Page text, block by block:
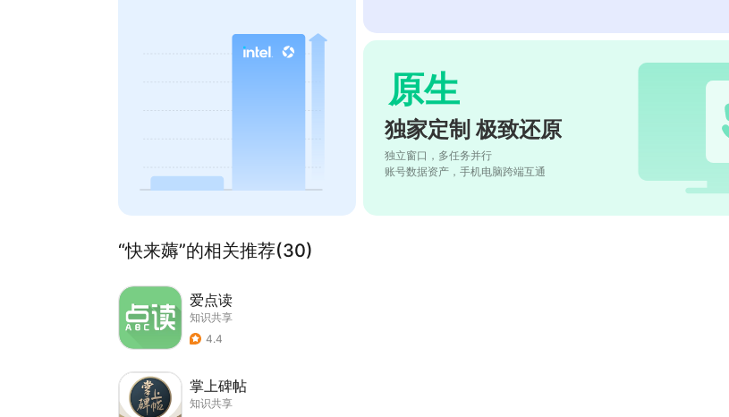
原生
独家定制 极致还原
独立窗口，多任务并行
账号数据资产，手机电脑跨端互通
“快来薅”的相关推荐(30)
爱点读
知识共享
4.4
掌上碑帖
知识共享